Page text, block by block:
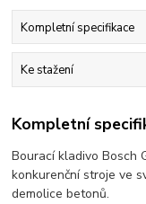
Kompletní specifikace
Ke stažení
Kompletní
Bourací kladivo Bosch
konkurenční stroje ve
demolice betonů.